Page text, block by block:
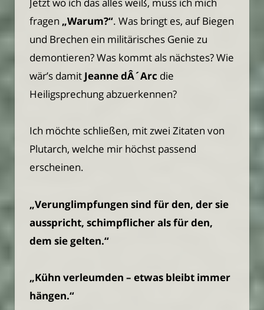
fragen „Warum?“. Was bringt es, auf Biegen
und Brechen ein militärisches Genie zu
demontieren? Was kommt als nächstes? Wie
wär’s damit Jeanne dÂ´Arc die
Heiligsprechung abzuerkennen?
Ich möchte schließen, mit zwei Zitaten von
Plutarch, welche mir höchst passend
erscheinen.
„Verunglimpfungen sind für den, der sie
ausspricht, schimpflicher als für den,
dem sie gelten.“
„Kühn verleumden – etwas bleibt immer
hängen.“